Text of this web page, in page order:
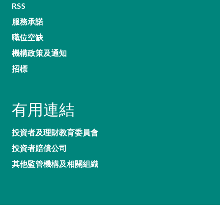
RSS
服務承諾
職位空缺
機構政策及通知
招標
有用連結
投資者及理財教育委員會
投資者賠償公司
其他監管機構及相關組織